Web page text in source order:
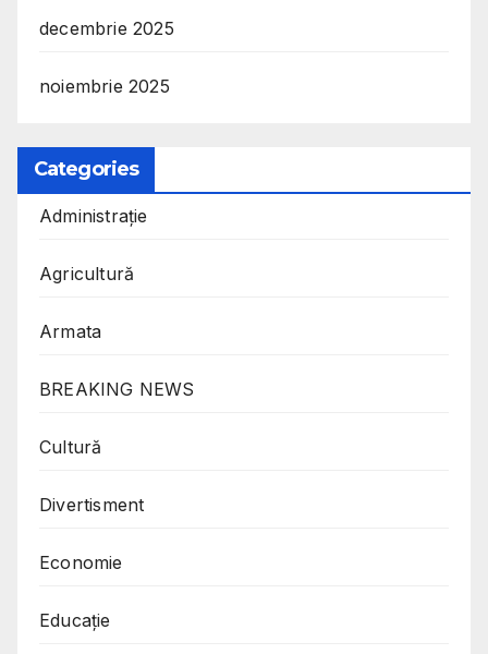
decembrie 2025
noiembrie 2025
Categories
Administrație
Agricultură
Armata
BREAKING NEWS
Cultură
Divertisment
Economie
Educație